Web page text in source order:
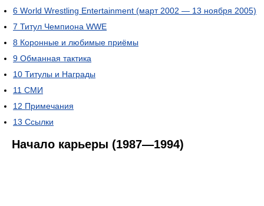
6 World Wrestling Entertainment (март 2002 — 13 ноября 2005)
7 Титул Чемпиона WWE
8 Коронные и любимые приёмы
9 Обманная тактика
10 Титулы и Награды
11 СМИ
12 Примечания
13 Ссылки
Начало карьеры (1987—1994)